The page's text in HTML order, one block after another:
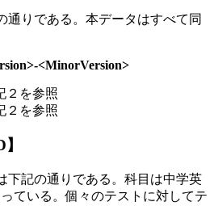
通りである。本データはすべて同
<MinorVersion>
２を参照
２を参照
下記の通りである。科目は中学英
ている。個々のテストに対してテ